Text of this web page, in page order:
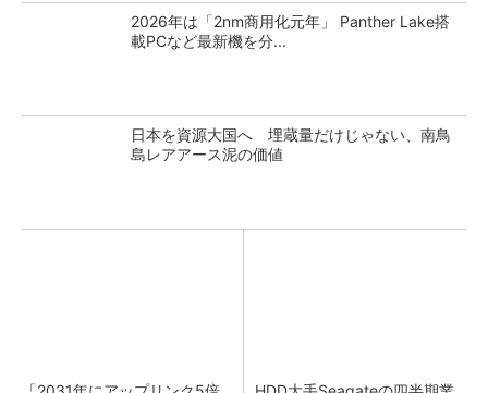
2026年は「2nm商用化元年」 Panther Lake搭
載PCなど最新機を分...
日本を資源大国へ 埋蔵量だけじゃない、南鳥
島レアアース泥の価値